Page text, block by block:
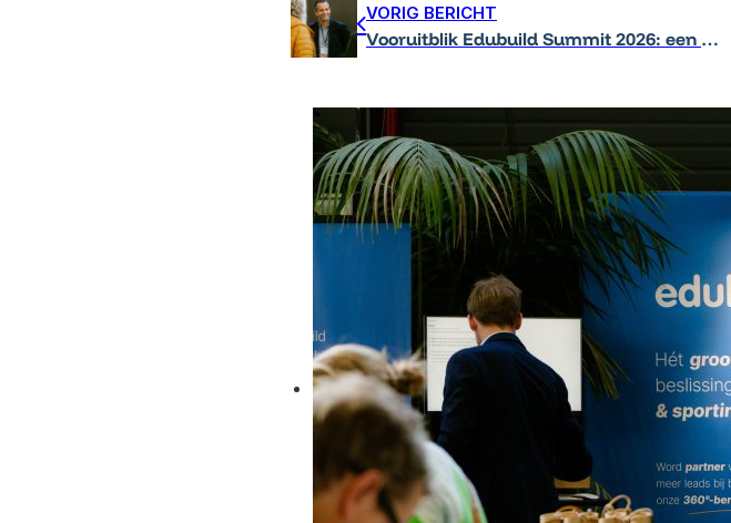
VORIG BERICHT
Vooruitblik Edubuild Summit 2026: een sector in beweging, een event in versnelling